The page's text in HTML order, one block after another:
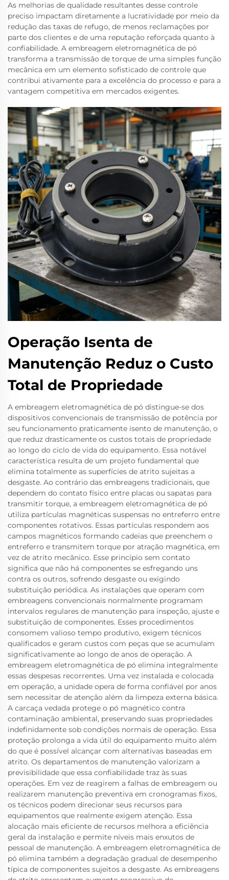
As melhorias de qualidade resultantes desse controle
preciso impactam diretamente a lucratividade por meio da
redução das taxas de refugo, de menos reclamações por
parte dos clientes e de uma reputação reforçada quanto à
confiabilidade. A embreagem eletromagnética de pó
transforma a transmissão de torque de uma simples função
mecânica em um elemento sofisticado de controle que
contribui ativamente para a excelência do processo e para a
vantagem competitiva em mercados exigentes.
Operação Isenta de
Manutenção Reduz o Custo
Total de Propriedade
A embreagem eletromagnética de pó distingue-se dos
dispositivos convencionais de transmissão de potência por
seu funcionamento praticamente isento de manutenção, o
que reduz drasticamente os custos totais de propriedade
ao longo do ciclo de vida do equipamento. Essa notável
característica resulta de um projeto fundamental que
elimina totalmente as superfícies de atrito sujeitas a
desgaste. Ao contrário das embreagens tradicionais, que
dependem do contato físico entre placas ou sapatas para
transmitir torque, a embreagem eletromagnética de pó
utiliza partículas magnéticas suspensas no entreferro entre
componentes rotativos. Essas partículas respondem aos
campos magnéticos formando cadeias que preenchem o
entreferro e transmitem torque por atração magnética, em
vez de atrito mecânico. Esse princípio sem contato
significa que não há componentes se esfregando uns
contra os outros, sofrendo desgaste ou exigindo
substituição periódica. As instalações que operam com
embreagens convencionais normalmente programam
intervalos regulares de manutenção para inspeção, ajuste e
substituição de componentes. Esses procedimentos
consomem valioso tempo produtivo, exigem técnicos
qualificados e geram custos com peças que se acumulam
significativamente ao longo de anos de operação. A
embreagem eletromagnética de pó elimina integralmente
essas despesas recorrentes. Uma vez instalada e colocada
em operação, a unidade opera de forma confiável por anos
sem necessitar de atenção além da limpeza externa básica.
A carcaça vedada protege o pó magnético contra
contaminação ambiental, preservando suas propriedades
indefinidamente sob condições normais de operação. Essa
proteção prolonga a vida útil do equipamento muito além
do que é possível alcançar com alternativas baseadas em
atrito. Os departamentos de manutenção valorizam a
previsibilidade que essa confiabilidade traz às suas
operações. Em vez de reagirem a falhas de embreagem ou
realizarem manutenção preventiva em cronogramas fixos,
os técnicos podem direcionar seus recursos para
equipamentos que realmente exigem atenção. Essa
alocação mais eficiente de recursos melhora a eficiência
geral da instalação e permite níveis mais enxutos de
pessoal de manutenção. A embreagem eletromagnética de
pó elimina também a degradação gradual de desempenho
típica de componentes sujeitos a desgaste. As embreagens